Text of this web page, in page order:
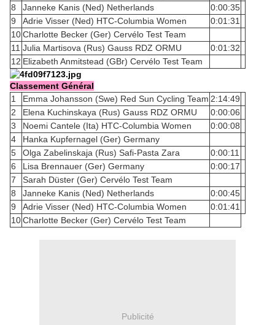
8
Janneke Kanis (Ned) Netherlands
0:00:35
9
Adrie Visser (Ned) HTC-Columbia Women
0:01:31
10Charlotte Becker (Ger) Cervélo Test Team
11 Julia Martisova (Rus) Gauss RDZ ORMU
0:01:32
12 Elizabeth Anmitstead (GBr) Cervélo Test Team
Classement Général
1
Emma Johansson (Swe) Red Sun Cycling Team 2:14:49
2
Elena Kuchinskaya (Rus) Gauss RDZ ORMU
0:00:06
3
Noemi Cantele (Ita) HTC-Columbia Women
0:00:08
4
Hanka Kupfernagel (Ger) Germany
5
Olga Zabelinskaja (Rus) Safi-Pasta Zara
0:00:11
6
Lisa Brennauer (Ger) Germany
0:00:17
7
Sarah Düster (Ger) Cervélo Test Team
8
Janneke Kanis (Ned) Netherlands
0:00:45
9
Adrie Visser (Ned) HTC-Columbia Women
0:01:41
10Charlotte Becker (Ger) Cervélo Test Team
Publicité